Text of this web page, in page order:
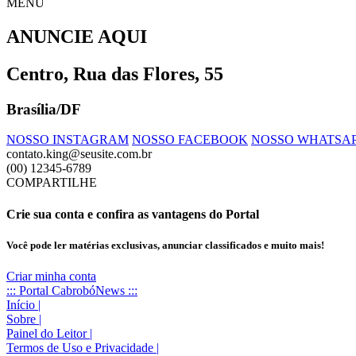
ANUNCIE AQUI
Centro, Rua das Flores, 55
Brasília/DF
NOSSO INSTAGRAM NOSSO FACEBOOK NOSSO
contato.king@seusite.com.br
(00) 12345-6789
COMPARTILHE
Crie sua conta e confira as vantagens do Portal
Você pode ler matérias exclusivas, anunciar classificados e muito mais!
Criar minha conta
::: Portal CabrobóNews :::
Início |
Sobre |
Painel do Leitor |
Termos de Uso e Privacidade |